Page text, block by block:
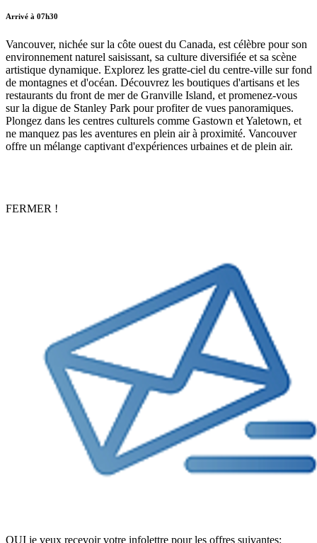
Arrivé à 07h30
Vancouver, nichée sur la côte ouest du Canada, est célèbre pour son
environnement naturel saisissant, sa culture diversifiée et sa scène
artistique dynamique. Explorez les gratte-ciel du centre-ville sur fond
de montagnes et d'océan. Découvrez les boutiques d'artisans et les
restaurants du front de mer de Granville Island, et promenez-vous
sur la digue de Stanley Park pour profiter de vues panoramiques.
Plongez dans les centres culturels comme Gastown et Yaletown, et
ne manquez pas les aventures en plein air à proximité. Vancouver
offre un mélange captivant d'expériences urbaines et de plein air.
FERMER !
OUI je veux recevoir votre infolettre pour les offres suivantes: